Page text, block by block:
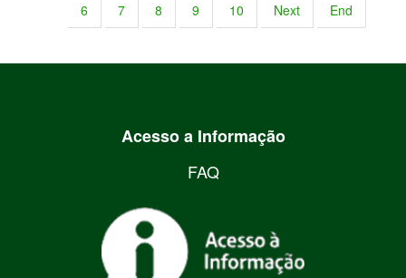
6 7 8 9 10 Next End
Acesso a Informação
FAQ